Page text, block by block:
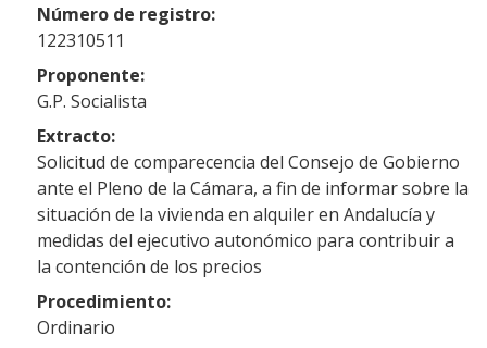
Número de registro:
122310511
Proponente:
G.P. Socialista
Extracto:
Solicitud de comparecencia del Consejo de Gobierno
ante el Pleno de la Cámara, a fin de informar sobre la
situación de la vivienda en alquiler en Andalucía y
medidas del ejecutivo autonómico para contribuir a
la contención de los precios
Procedimiento:
Ordinario